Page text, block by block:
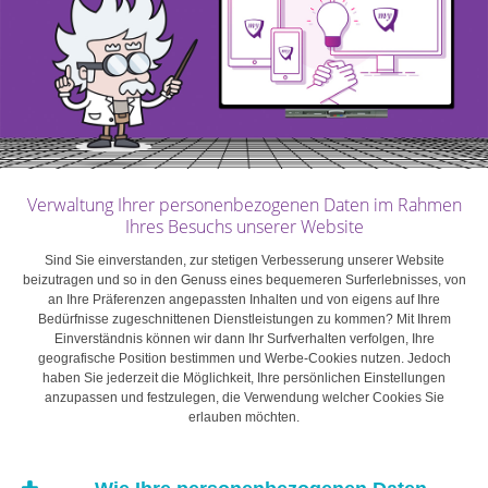
in der Vergangenheit
höhere langfristige
Renditen als
vergleichbare Titel aus
Industrieländern.
Schwellenländeranleihen
Schwellenländeranleihen werden entweder von den
Regierungen der Schwellenländer (Staatsanleihen) oder
Ausgleich für das zusätzliche Risiko boten
Verwaltung Ihrer personenbezogenen Daten im Rahmen
Ihres Besuchs unserer Website
Sind Sie einverstanden, zur stetigen Verbesserung unserer Website
beizutragen und so in den Genuss eines bequemeren Surferlebnisses, von
an Ihre Präferenzen angepassten Inhalten und von eigens auf Ihre
Bedürfnisse zugeschnittenen Dienstleistungen zu kommen? Mit Ihrem
Einverständnis können wir dann Ihr Surfverhalten verfolgen, Ihre
geografische Position bestimmen und Werbe-Cookies nutzen. Jedoch
haben Sie jederzeit die Möglichkeit, Ihre persönlichen Einstellungen
anzupassen und festzulegen, die Verwendung welcher Cookies Sie
erlauben möchten.